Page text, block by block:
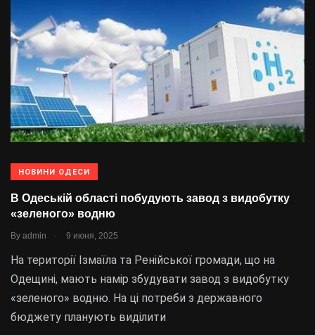
НОВИНИ ОДЕСИ
В Одеській області побудують завод з видобутку
«зеленого» водню
By admin . 9 июня, 2025
На території Ізмаїла та Ренійської громади, що на
Одещині, мають намір збудувати завод з видобутку
«зеленого» водню. На ці потреби з державного
бюджету планують виділити